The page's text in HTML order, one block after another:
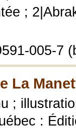
;
005-7
La
;
: